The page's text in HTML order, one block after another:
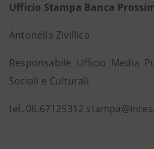
Ufficio Stampa Banca
Antonella Zivillica
Responsabile Ufficio Media
Sociali e Culturali
tel. 06.67125312